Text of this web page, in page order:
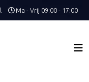
Ma - Vrij 09:00 - 17:00